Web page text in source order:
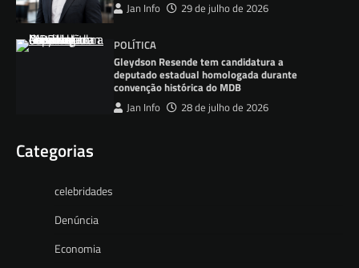
Jan Info 29 de julho de 2026
POLÍTICA
Gleydson Resende tem candidatura a
deputado estadual homologada durante
convenção histórica do MDB
Jan Info 28 de julho de 2026
Categorias
celebridades
Denúncia
Economia